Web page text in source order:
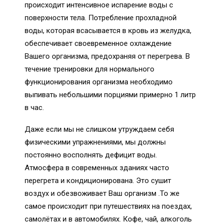
происходит интенсивное испарение воды с
поверхности тела. Потребление прохладной
воды, которая всасывается в кровь из желудка,
обеспечивает своевременное охлаждение
Вашего организма, предохраняя от перегрева. В
течение тренировки для нормального
функционирования организма необходимо
выпивать небольшими порциями примерно 1 литр
в час.
Даже если мы не слишком утруждаем себя
физическими упражнениями, мы должны
постоянно восполнять дефицит воды.
Атмосфера в современных зданиях часто
перегрета и кондиционирована. Это сушит
воздух и обезвоживает Ваш организм .То же
самое происходит при путешествиях на поездах,
самолётах и в автомобилях. Кофе, чай, алкоголь